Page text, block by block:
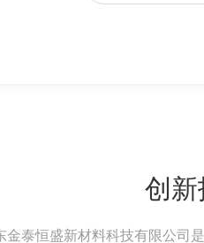
创新
金泰恒盛新材料科技有限公司